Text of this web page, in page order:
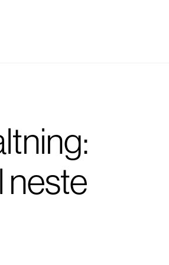
neste